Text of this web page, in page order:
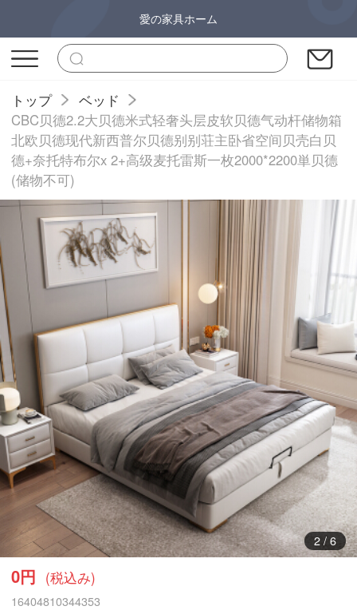
愛の家具ホーム
トップ
ベッド
CBC贝德2.2大贝德米式轻奢头层皮软贝德气动杆储物箱
北欧贝德现代新西普尔贝德别别荘主卧省空间贝壳白贝
德+奈托特布尔x 2+高级麦托雷斯一枚2000*2200単贝德
(储物不可)
2/ 6
0円 (税込み)
16404810344353